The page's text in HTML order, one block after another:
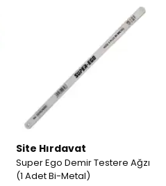
Site Hırdavat
Super Ego Demir Testere Ağzı
(1 Adet Bi-Metal)